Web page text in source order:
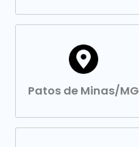
Patos de Minas/MG